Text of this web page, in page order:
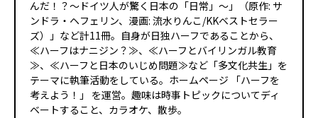
んだ！？～ドイツ人が驚く日本の「日常」～」（原作: サ
ンドラ・ヘフェリン、漫画: 流水りんこ/KKベストセラー
ズ）」など計11冊。自身が日独ハーフであることから、
≪ハーフはナニジン？≫、≪ハーフとバイリンガル教育
≫、≪ハーフと日本のいじめ問題≫など「多文化共生」を
テーマに執筆活動をしている。ホームページ 「ハーフを
考えよう！」 を運営。趣味は時事トピックについてディ
ベートすること、カラオケ、散歩。